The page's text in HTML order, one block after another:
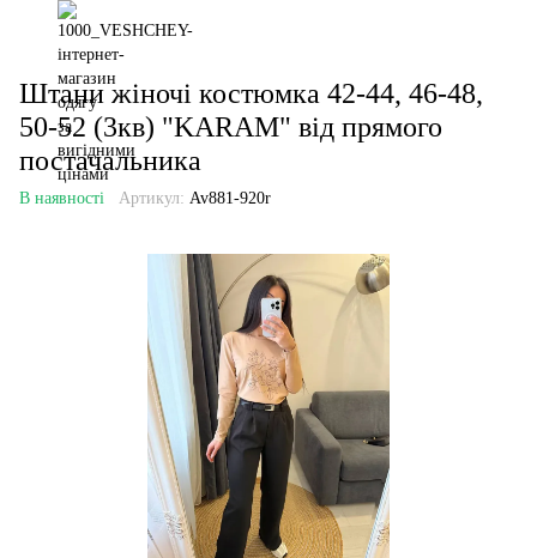
Штани жіночі костюмка 42-44, 46-48,
50-52 (3кв) "KARAM" від прямого
постачальника
В наявності Артикул: Av881-920r